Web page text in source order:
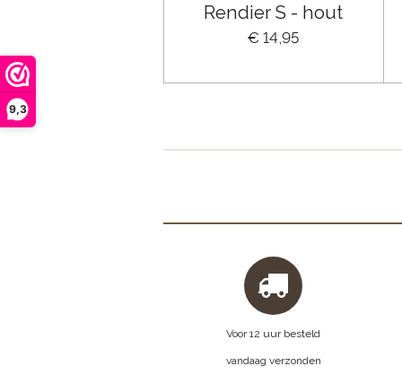
9,3
Rendier S - hout
€ 14,95
Voor 12 uur besteld
vandaag verzonden